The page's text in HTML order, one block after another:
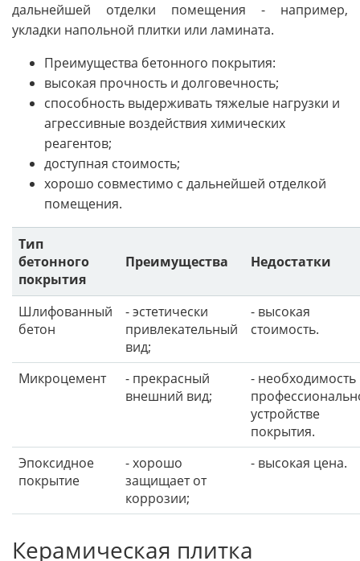
дальнейшей отделки помещения - например,
укладки напольной плитки или ламината.
Преимущества бетонного покрытия:
высокая прочность и долговечность;
способность выдерживать тяжелые нагрузки и
агрессивные воздействия химических
реагентов;
доступная стоимость;
хорошо совместимо с дальнейшей отделкой
помещения.
Тип
бетонного
покрытия
Преимущества Недостатки
Шлифованный
бетон
- эстетически
привлекательный
вид;
- высокая
стоимость.
Микроцемент
- прекрасный
внешний вид;
- необходимость
устройстве
покрытия.
Эпоксидное
покрытие
- хорошо
защищает от
коррозии;
- высокая цена.
Керамическая плитка